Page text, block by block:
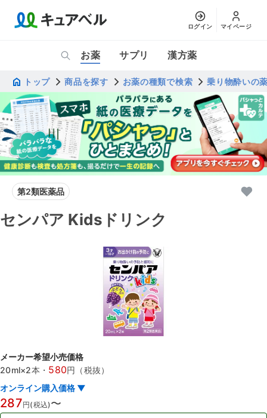
ログイン マイページ
お薬 サプリ 漢方薬
トップ 商品を探す お薬の種類で検索 乗り物酔いの
第2類医薬品
センパア Kidsドリンク
メーカー希望小売価格
20ml×2本 ・ 580円（税抜）
オンライン購入価格 ▼
287円(税込)〜